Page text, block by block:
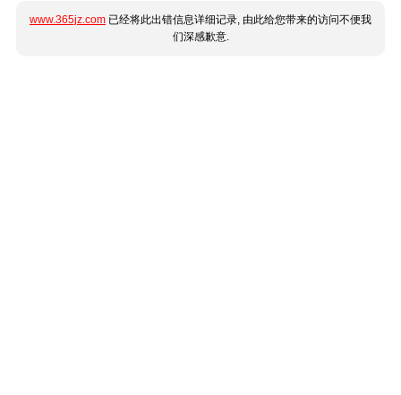
www.365jz.com 已经将此出错信息详细记录, 由此给您带来的访问不便我
们深感歉意.